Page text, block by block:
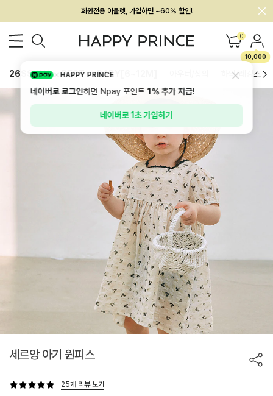
회원전용 아울렛, 가입하면 ~60% 할인!
멤버십 최대 28,000원 혜택 0
10,000
26SS 신상 BEST BABY[6~12M] 하의/레깅스
세르앙 아기 원피스
25개 리뷰 보기
HAPPY PRINCE
네이버로 로그인하면 Npay 포인트1%추가 지급!
네이버로 1초 가입하기